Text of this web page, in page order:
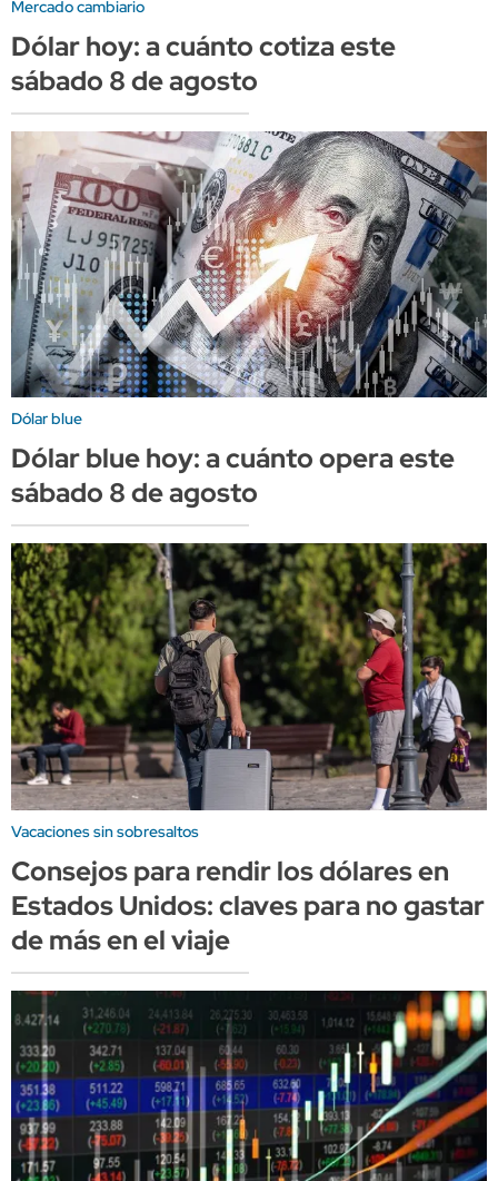
Mercado cambiario
Dólar hoy: a cuánto cotiza este
sábado 8 de agosto
Dólar blue
Dólar blue hoy: a cuánto opera este
sábado 8 de agosto
Vacaciones sin sobresaltos
Consejos para rendir los dólares en
Estados Unidos: claves para no gastar
de más en el viaje